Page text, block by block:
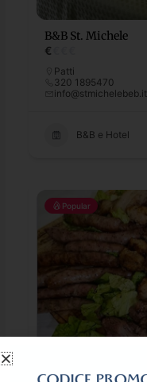
B&B St. Michele
€
Patti
320 1895470
info@stmichelebeb.it
B&B e Hotel
Popular